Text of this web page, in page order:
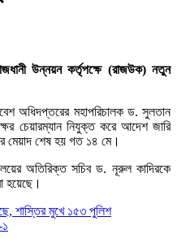
উন্নয়ন কর্তৃপক্ষে (রাজউক) নতুন
অধিদপ্তরের মহাপরিচালক ড. সুলতান
চেয়ারম্যান নিযুক্ত করে আদেশ জারি
মেয়াদ শেষ হয় গত ১৪ মে।
অতিরিক্ত সচিব ড. নূরুল কাদিরকে
হয়েছে।
শাস্তির মুখে ১৫৩ পুলিশ